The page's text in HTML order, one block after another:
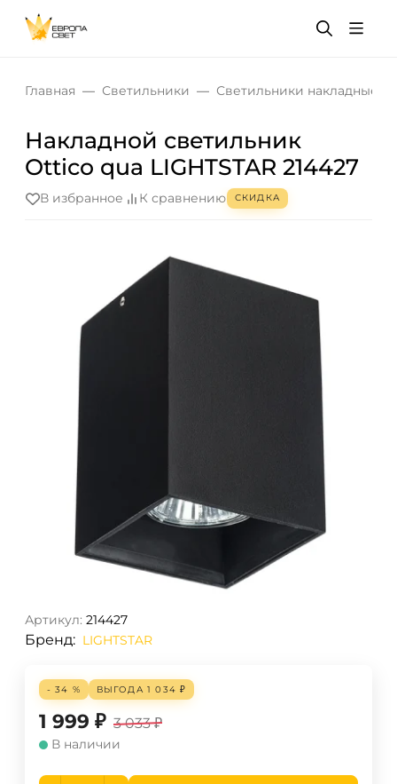
Главная Светильники Светильники накладные
Накладной светильник
Ottico qua LIGHTSTAR 214427
В избранное К сравнению СКИДКА
Артикул: 214427
Бренд: LIGHTSTAR
- 34 % ВЫГОДА 1 034 ₽
1 999 ₽ 3 033 ₽
В наличии